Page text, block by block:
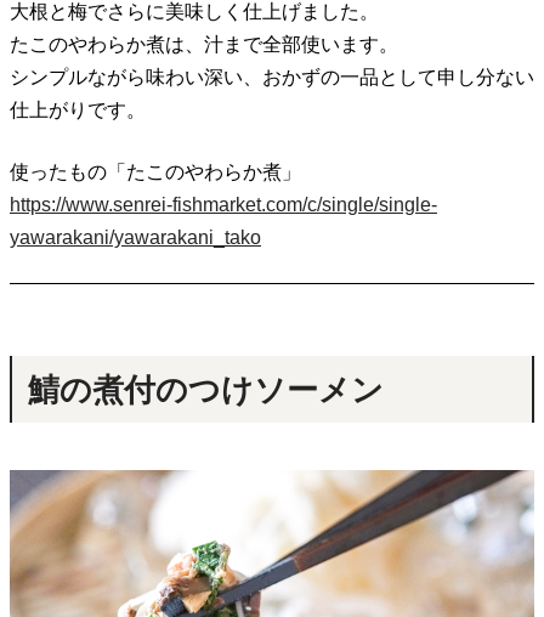
大根と梅でさらに美味しく仕上げました。
たこのやわらか煮は、汁まで全部使います。
シンプルながら味わい深い、おかずの一品として申し分ない
仕上がりです。
使ったもの「たこのやわらか煮」
https://www.senrei-fishmarket.com/c/single/single-
yawarakani/yawarakani_tako
鯖の煮付のつけソーメン